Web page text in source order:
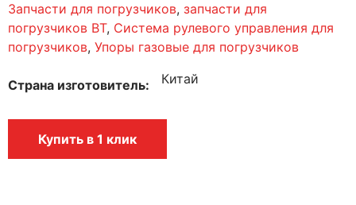
Запчасти для погрузчиков, запчасти для
погрузчиков BT, Система рулевого управления для
погрузчиков, Упоры газовые для погрузчиков
Страна изготовитель Китай
Купить в 1 клик